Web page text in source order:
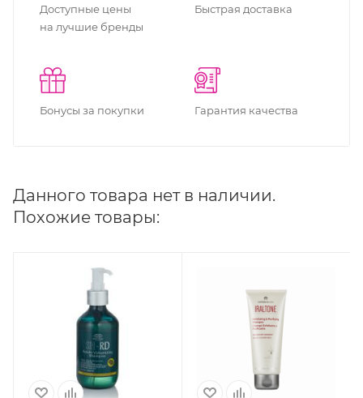
Доступные цены
на лучшие бренды
Быстрая доставка
Бонусы за покупки Гарантия качества
Данного товара нет в наличии.
Похожие товары: